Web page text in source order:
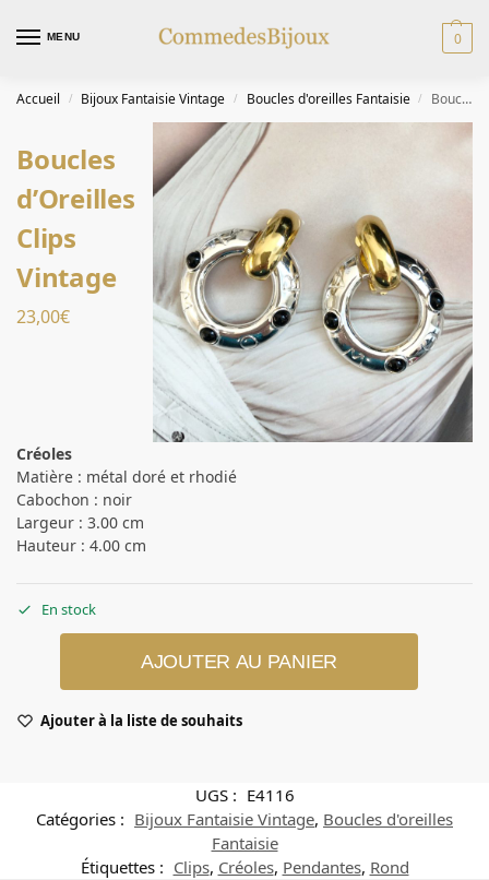
MENU 0
Accueil / Bijoux Fantaisie Vintage / Boucles d'oreilles Fantaisie / Boucles d’Oreilles Clips Vintage
Boucles
d’Oreilles
Clips
Vintage
23,00€
Créoles
Matière : métal doré et rhodié
Cabochon : noir
Largeur : 3.00 cm
Hauteur : 4.00 cm
En stock
AJOUTER AU PANIER
Ajouter à la liste de souhaits
UGS : E4116
Catégories : Bijoux Fantaisie Vintage, Boucles d'oreilles
Fantaisie
Étiquettes : Clips, Créoles, Pendantes, Rond